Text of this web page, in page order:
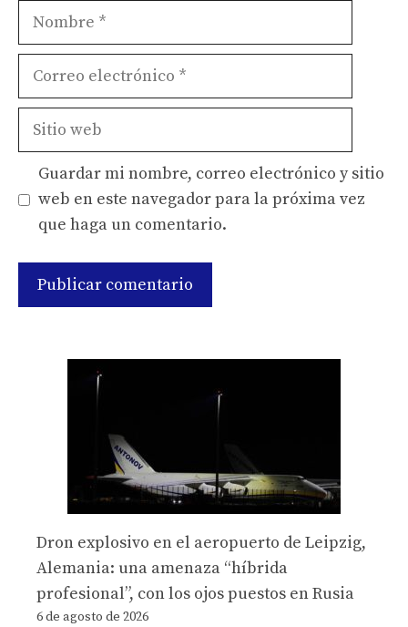
Nombre
Correo
Sitio
Guardar mi nombre, correo electrónico y sitio
web en este navegador para la próxima vez
que haga un comentario.
Dron explosivo en el aeropuerto de Leipzig,
Alemania: una amenaza “híbrida
profesional”, con los ojos puestos en Rusia
6 de agosto de 2026